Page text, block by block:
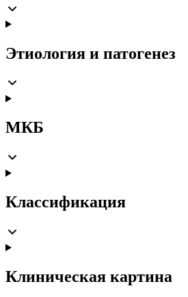
Этиология и патогенез
МКБ
Классификация
Клиническая картина